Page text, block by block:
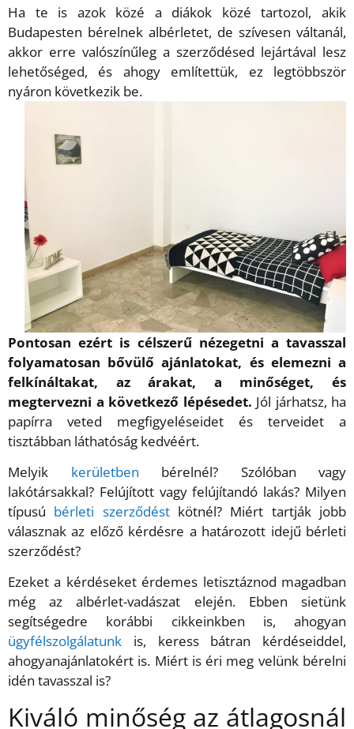
Ha te is azok közé a diákok közé tartozol, akik
Budapesten bérelnek albérletet, de szívesen váltanál,
akkor erre valószínűleg a szerződésed lejártával lesz
lehetőséged, és ahogy említettük, ez legtöbbször
nyáron következik be.
Pontosan ezért is célszerű nézegetni a tavasszal
folyamatosan bővülő ajánlatokat, és elemezni a
felkínáltakat, az árakat, a minőséget, és
megtervezni a következő lépésedet. Jól járhatsz, ha
papírra veted megfigyeléseidet és terveidet a
tisztábban láthatóság kedvéért.
Melyik kerületben bérelnél? Szólóban
vagy
lakótársakkal? Felújított vagy felújítandó lakás? Milyen
típusú bérleti szerződéstkötnél? Miért tartják jobb
válasznak az előző kérdésre a határozott idejű bérleti
szerződést?
Ezeket a kérdéseket érdemes letisztáznod magadban
még az albérlet-vadászat elején. Ebben sietünk
segítségedre korábbi cikkeinkben is, ahogyan
ügyfélszolgálatunk
is, keress bátran kérdéseiddel,
ahogyanajánlatokért is. Miért is éri meg velünk bérelni
idén tavasszal is?
Kiváló minőség az átlagosnál